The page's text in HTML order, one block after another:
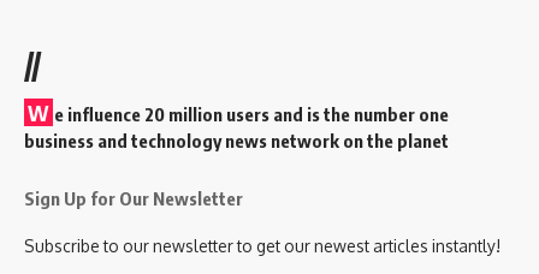
//
W e influence 20 million users and is the number one
business and technology news network on the planet
Sign Up for Our Newsletter
Subscribe to our newsletter to get our newest articles instantly!